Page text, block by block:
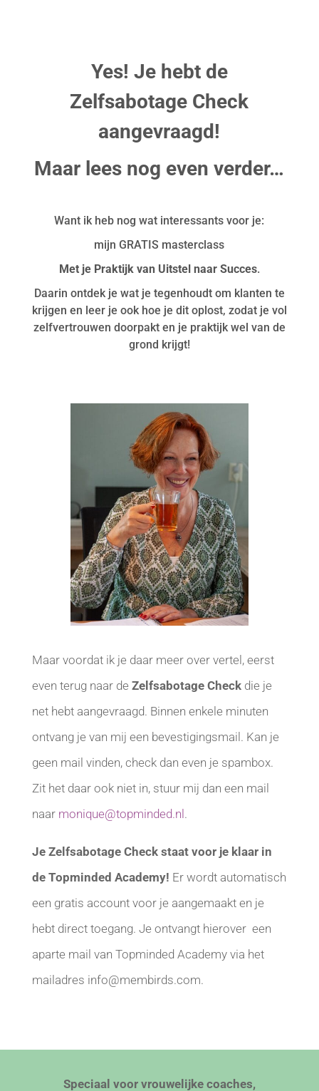
Yes! Je hebt de
Zelfsabotage Check
aangevraagd!
Maar lees nog even verder…
Want ik heb nog wat interessants voor je:
mijn GRATIS masterclass
Met je Praktijk van Uitstel naar Succes.
Daarin ontdek je wat je tegenhoudt om klanten te
krijgen en leer je ook hoe je dit oplost, zodat je vol
zelfvertrouwen doorpakt en je praktijk wel van de
grond krijgt!
Maar voordat ik je daar meer over vertel, eerst
even terug naar de Zelfsabotage Checkdie je
net hebt aangevraagd. Binnen enkele minuten
ontvang je van mij een bevestigingsmail. Kan je
geen mail vinden, check dan even je spambox.
Zit het daar ook niet in, stuur mij dan een mail
naar monique@topminded.nl .
Je Zelfsabotage Check staat voor je klaar in
de Topminded Academy! Er wordt automatisch
een gratis account voor je aangemaakt en je
hebt direct toegang. Je ontvangt hierover een
aparte mail van Topminded Academy via het
mailadres info@membirds.com.
Speciaal voor vrouwelijke coaches,